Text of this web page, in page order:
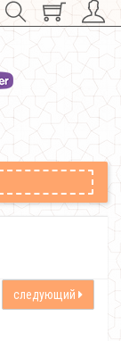
следующий